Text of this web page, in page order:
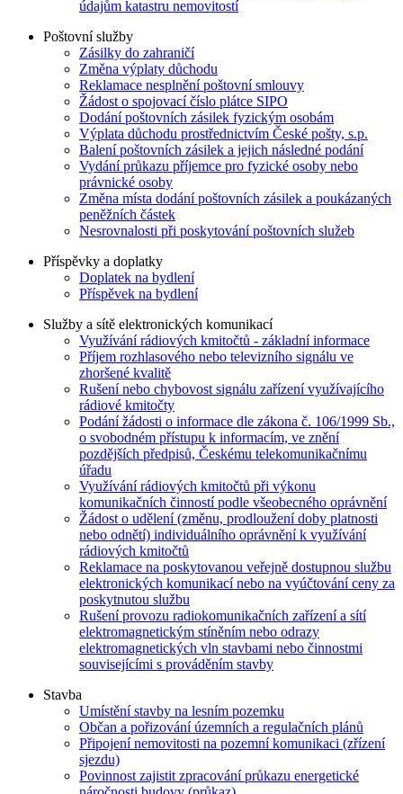
údajům katastru nemovitostí
Poštovní služby
Zásilky do zahraničí
Změna výplaty důchodu
Reklamace nesplnění poštovní smlouvy
Žádost o spojovací číslo plátce SIPO
Dodání poštovních zásilek fyzickým osobám
Výplata důchodu prostřednictvím České pošty, s.p.
Balení poštovních zásilek a jejich následné podání
Vydání průkazu příjemce pro fyzické osoby nebo
právnické osoby
Změna místa dodání poštovních zásilek a poukázaných
peněžních částek
Nesrovnalosti při poskytování poštovních služeb
Příspěvky a doplatky
Doplatek na bydlení
Příspěvek na bydlení
Služby a sítě elektronických komunikací
Využívání rádiových kmitočtů - základní informace
Příjem rozhlasového nebo televizního signálu ve
zhoršené kvalitě
Rušení nebo chybovost signálu zařízení využívajícího
rádiové kmitočty
Podání žádosti o informace dle zákona č. 106/1999 Sb.,
o svobodném přístupu k informacím, ve znění
pozdějších předpisů, Českému telekomunikačnímu
úřadu
Využívání rádiových kmitočtů při výkonu
komunikačních činností podle všeobecného oprávnění
Žádost o udělení (změnu, prodloužení doby platnosti
nebo odnětí) individuálního oprávnění k využívání
rádiových kmitočtů
Reklamace na poskytovanou veřejně dostupnou službu
elektronických komunikací nebo na vyúčtování ceny za
poskytnutou službu
Rušení provozu radiokomunikačních zařízení a sítí
elektromagnetickým stíněním nebo odrazy
elektromagnetických vln stavbami nebo činnostmi
souvisejícími s prováděním stavby
Stavba
Umístění stavby na lesním pozemku
Občan a pořizování územních a regulačních plánů
Připojení nemovitosti na pozemní komunikaci (zřízení
sjezdu)
Povinnost zajistit zpracování průkazu energetické